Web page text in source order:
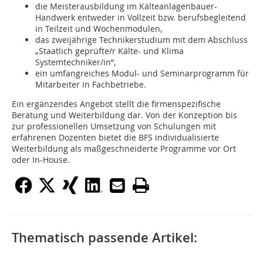
die Meisterausbildung im Kälteanlagenbauer-
Handwerk entweder in Vollzeit bzw. berufsbegleitend
in Teilzeit und Wochenmodulen,
das zweijährige Technikerstudium mit dem Abschluss
„Staatlich geprüfte/r Kälte- und Klima
Systemtechniker/in“,
ein umfangreiches Modul- und Seminarprogramm für
Mitarbeiter in Fachbetriebe.
Ein ergänzendes Angebot stellt die firmenspezifische
Beratung und Weiterbildung dar. Von der Konzeption bis
zur professionellen Umsetzung von Schulungen mit
erfahrenen Dozenten bietet die BFS individualisierte
Weiterbildung als maßgeschneiderte Programme vor Ort
oder In-House.
Thematisch passende Artikel: